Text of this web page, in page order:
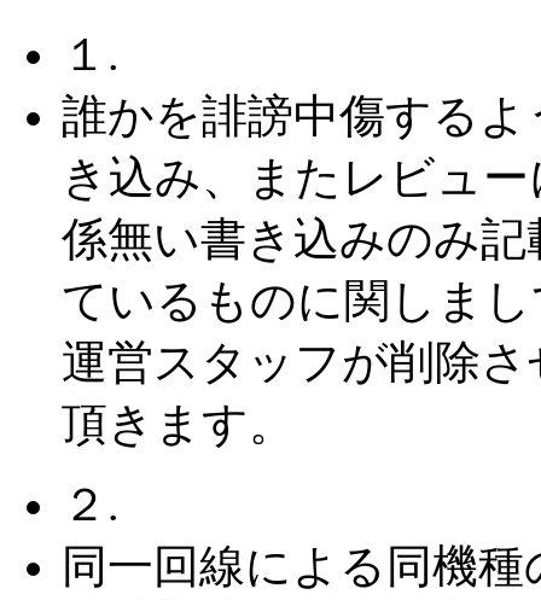
１.
誰かを誹謗中傷するよ
き込み、またレビュー
係無い書き込みのみ記
ているものに関しま
運営スタッフが削除さ
頂きます。
２.
同一回線による同機種